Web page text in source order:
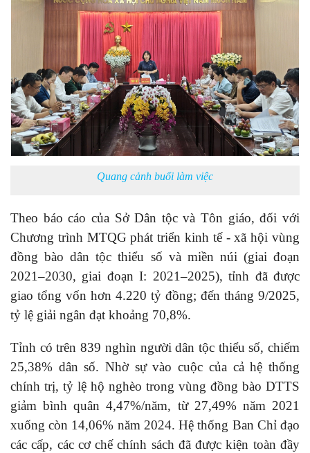
Quang cảnh buổi làm việc
Theo báo cáo của Sở Dân tộc và Tôn giáo, đối với
Chương trình MTQG phát triển kinh tế - xã hội vùng
đồng bào dân tộc thiểu số và miền núi (giai đoạn
2021–2030, giai đoạn I: 2021–2025), tỉnh đã được
giao tổng vốn hơn 4.220 tỷ đồng; đến tháng 9/2025,
tỷ lệ giải ngân đạt khoảng 70,8%.
Tỉnh có trên 839 nghìn người dân tộc thiểu số, chiếm
25,38% dân số. Nhờ sự vào cuộc của cả hệ thống
chính trị, tỷ lệ hộ nghèo trong vùng đồng bào DTTS
giảm bình quân 4,47%/năm, từ 27,49% năm 2021
xuống còn 14,06% năm 2024. Hệ thống Ban Chỉ đạo
các cấp, các cơ chế chính sách đã được kiện toàn đầy